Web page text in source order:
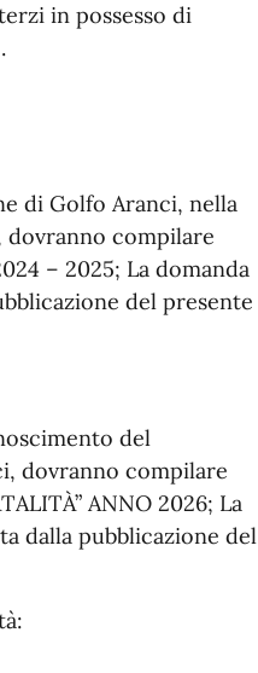
in possesso di
di Golfo Aranci, nella
compilare
– 2025; La domanda
del presente
del
dovranno compilare
ANNO 2026; La
dalla pubblicazione del